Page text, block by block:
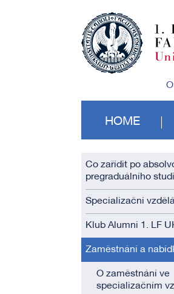
HOME
Co zařídit po
pregraduálního
Specializační
Klub Alumni 1. LF
Zaměstnání a
O zaměstnání ve
specializačním